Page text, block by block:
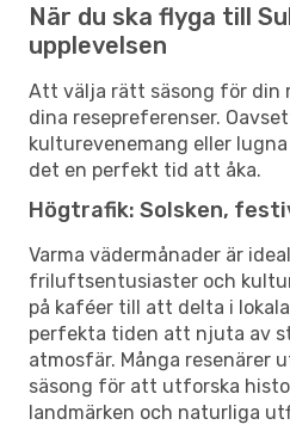
När du ska flyga till
upplevelsen
Att välja rätt säsong för din
dina resepreferenser.
kulturevenemang eller
det en perfekt tid att åka.
Högtrafik: Solsken,
Varma vädermånader är
friluftsentusiaster och
på kaféer till att delta i
perfekta tiden att njuta av
atmosfär. Många resenärer
säsong för att utforska
landmärken och naturliga